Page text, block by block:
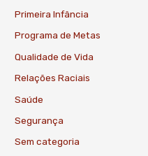
Primeira Infância
Programa de Metas
Qualidade de Vida
Relações Raciais
Saúde
Segurança
Sem categoria